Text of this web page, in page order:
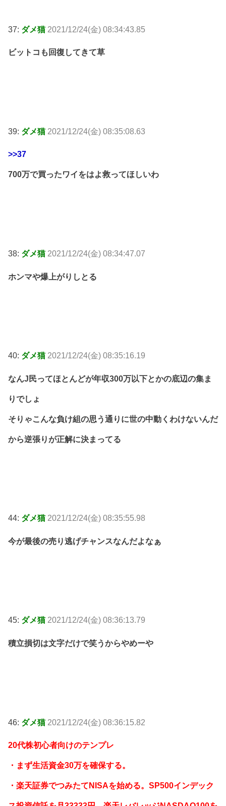
37: ダメ猫 2021/12/24(金) 08:34:43.85
ビットコも回復してきて草
39: ダメ猫 2021/12/24(金) 08:35:08.63
>>37
700万で買ったワイをはよ救ってほしいわ
38: ダメ猫 2021/12/24(金) 08:34:47.07
ホンマや爆上がりしとる
40: ダメ猫 2021/12/24(金) 08:35:16.19
なんJ民ってほとんどが年収300万以下とかの底辺の集ま
りでしょ
そりゃこんな負け組の思う通りに世の中動くわけないんだ
から逆張りが正解に決まってる
44: ダメ猫 2021/12/24(金) 08:35:55.98
今が最後の売り逃げチャンスなんだよなぁ
45: ダメ猫 2021/12/24(金) 08:36:13.79
積立損切は文字だけで笑うからやめーや
46: ダメ猫 2021/12/24(金) 08:36:15.82
20代株初心者向けのテンプレ
・まず生活資金30万を確保する。
・楽天証券でつみたてNISAを始める。SP500インデック